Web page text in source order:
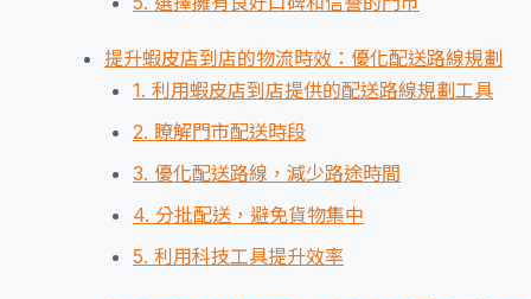
提升蝦皮店到店的物流時效：優化配送路線規劃
1. 利用蝦皮店到店提供的配送路線規劃工具
2. 瞭解門市配送時段
3. 優化配送路線，減少路途時間
4. 分批配送，避免貨物集中
5. 利用科技工具提升效率